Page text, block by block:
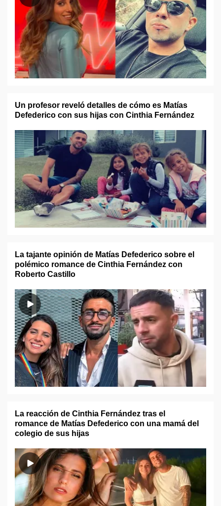
Un profesor reveló detalles de cómo es Matías
Defederico con sus hijas con Cinthia Fernández
La tajante opinión de Matías Defederico sobre el
polémico romance de Cinthia Fernández con
Roberto Castillo
La reacción de Cinthia Fernández tras el
romance de Matías Defederico con una mamá del
colegio de sus hijas